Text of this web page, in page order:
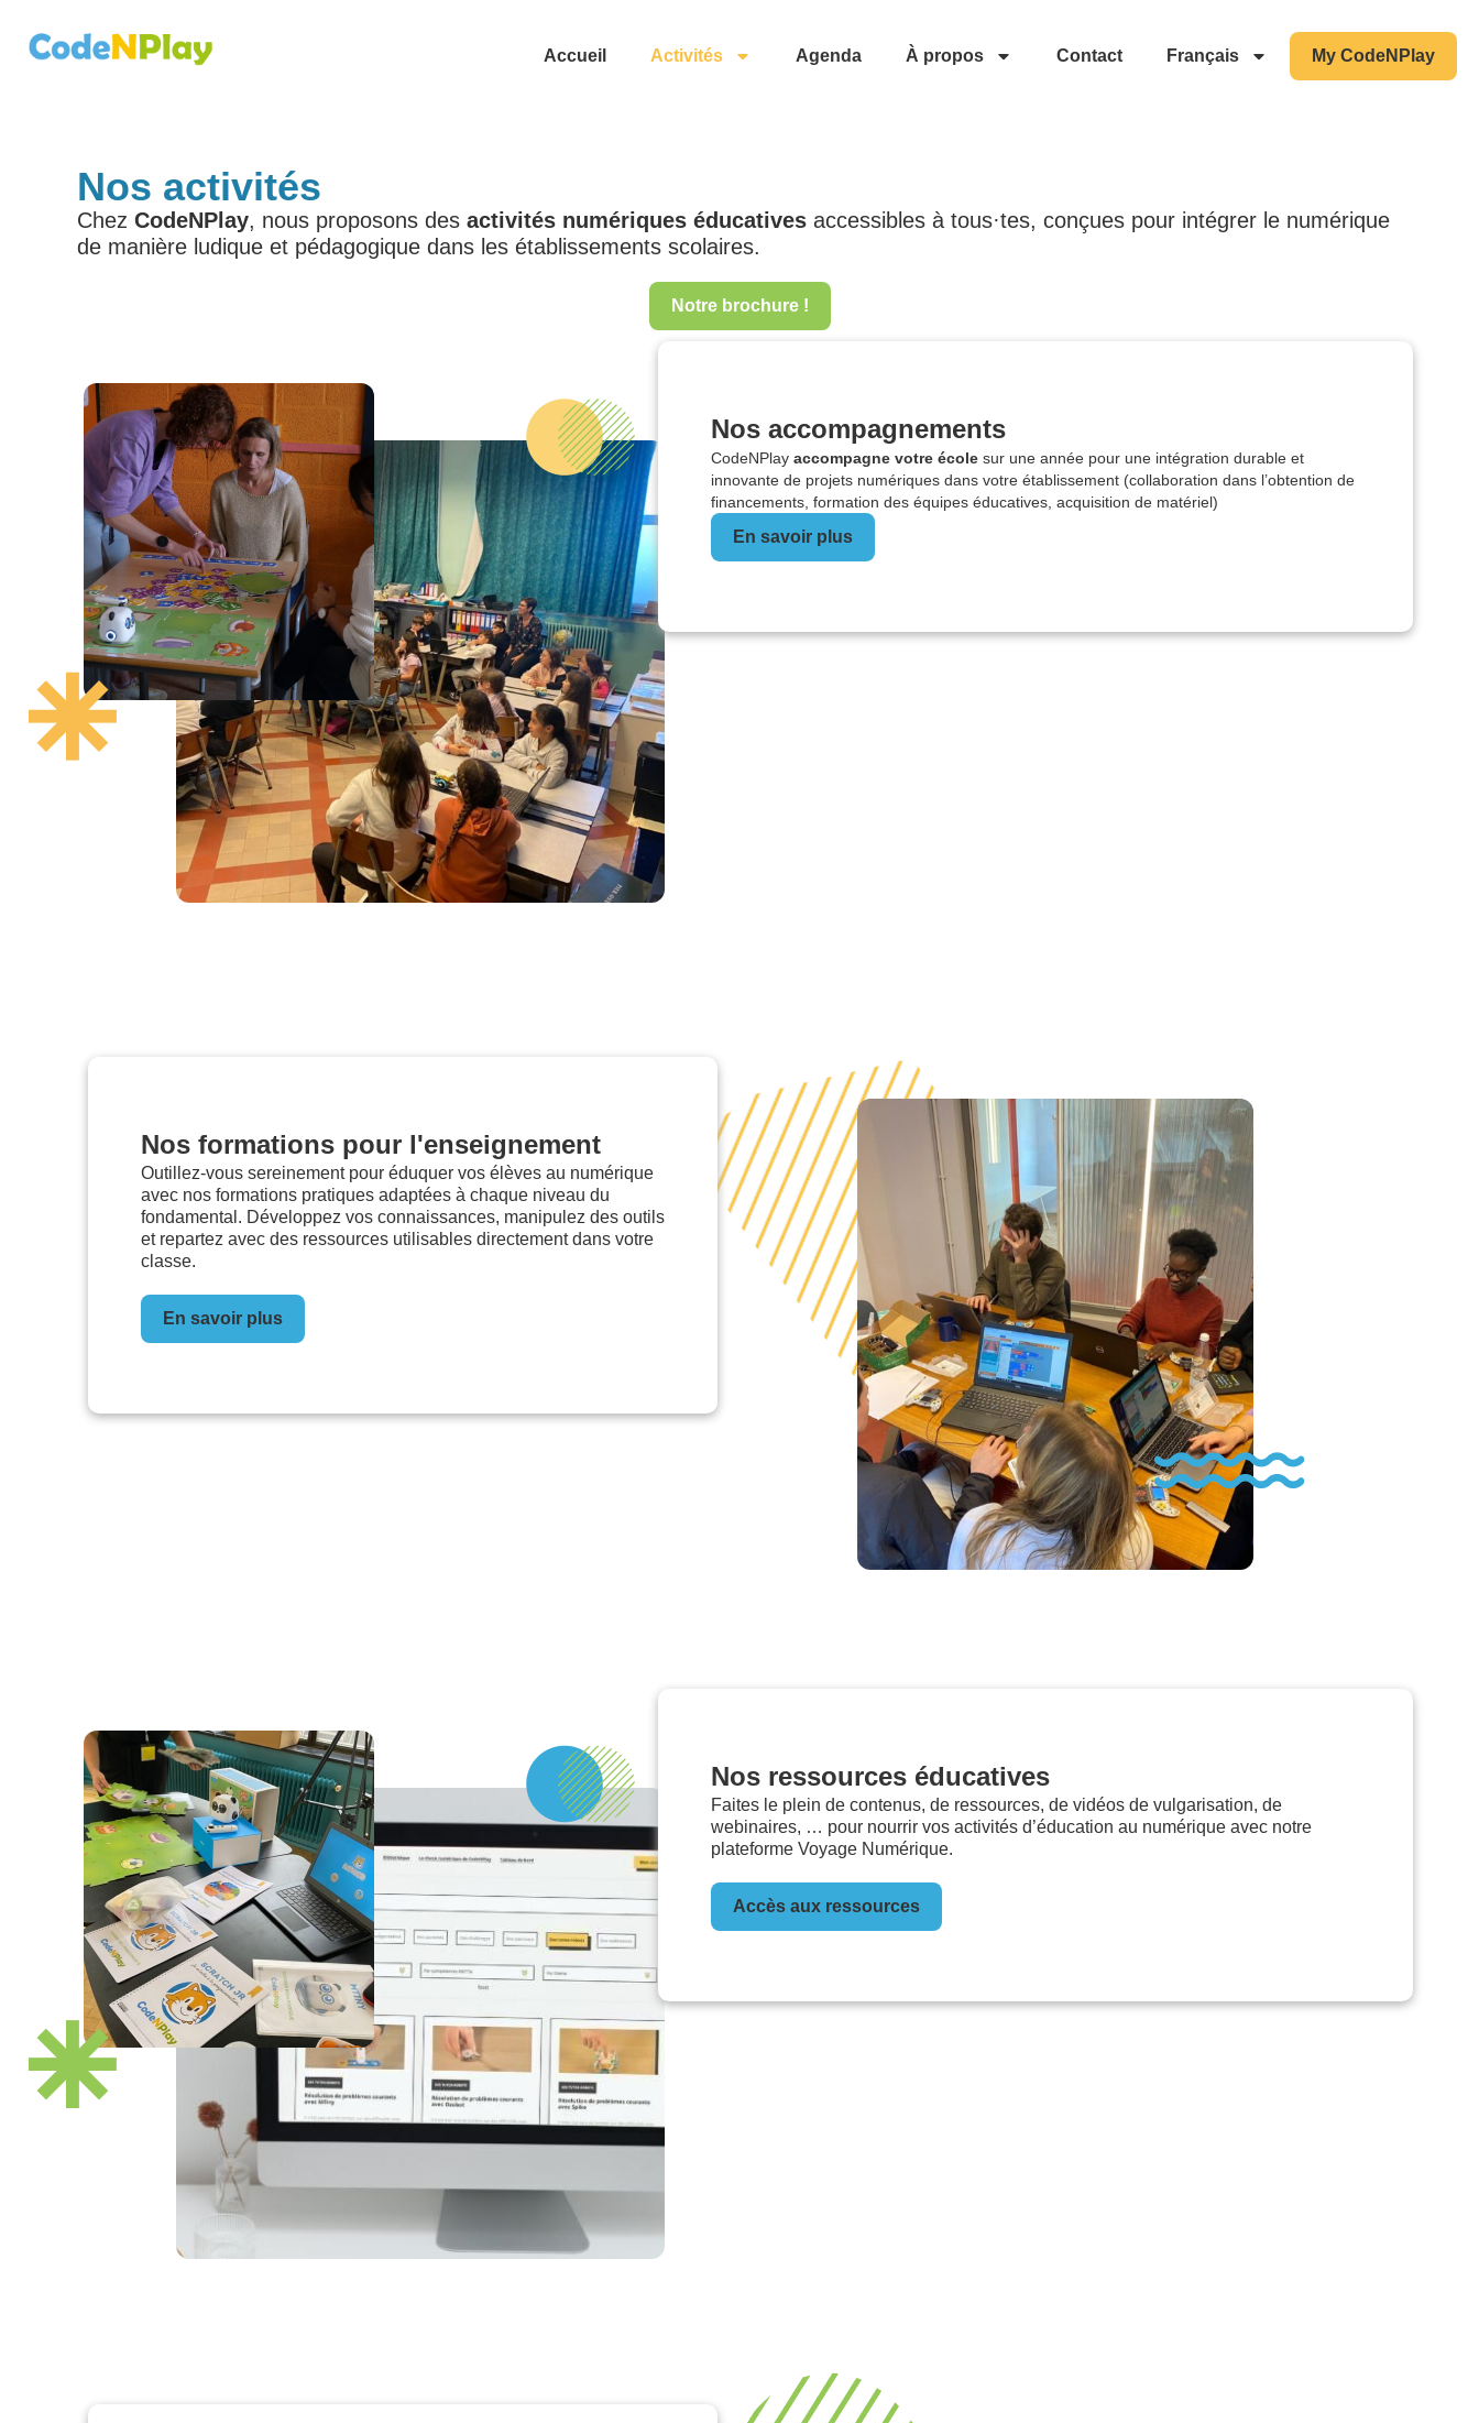
Accueil Activités Agenda À propos Contact Français My CodeNPlay
Nos activités
Chez CodeNPlay, nous proposons des activités numériques éducatives accessibles à tous·tes, conçues pour intégrer le numérique
de manière ludique et pédagogique dans les établissements scolaires.
Notre brochure !
Nos accompagnements
CodeNPlay accompagne votre écolesur une année pour une intégration durable et
innovante de projets numériques dans votre établissement (collaboration dans l’obtention de
financements, formation des équipes éducatives, acquisition de matériel)
En savoir plus
Nos formations pour l'enseignement
Outillez-vous sereinement pour éduquer vos élèves au numérique
avec nos formations pratiques adaptées à chaque niveau du
fondamental. Développez vos connaissances, manipulez des outils
et repartez avec des ressources utilisables directement dans votre
classe.
En savoir plus
Nos ressources éducatives
Faites le plein de contenus, de ressources, de vidéos de vulgarisation, de
webinaires, … pour nourrir vos activités d’éducation au numérique avec notre
plateforme Voyage Numérique.
Accès aux ressources